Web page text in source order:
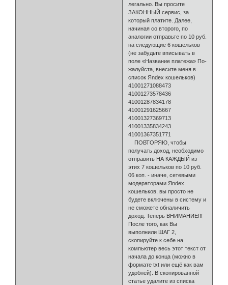
ле­гально. Вы просите
ЗАКОННЫЙ сервис, за
который платите. Далее,
начи­ная со второго, по
аналогии отправьте по 10 руб.
на следующие 6 кошель­ков
(не забудьте вписывать в
поле «Название платежа» По­
жалуйста, внесите меня в
список Яndex кошельков)
41001271088473
41001273578436
41001287834178
41001291625667
41001327369713
41001335834243
41001367351771
ПОВТОРЯЮ, чтобы
получать доход, необходимо
отправить НА КАЖДЫЙ из
этих 7 ко­шельков по 10 руб.
06 коп. - иначе, сетевыми
модераторами Яndex
кошельков, вы просто не
будете включены в систему и
не сможете обналичить
доход. Те­перь ВНИМАНИЕ!!!
После того, как Вы
выполнили ШАГ 2,
скопируйте к себе на
компьютер весь этот текст от
начала до конца (можно в
формате txt или ещё как вам
удобней). В скопированной
статье удалите из списка